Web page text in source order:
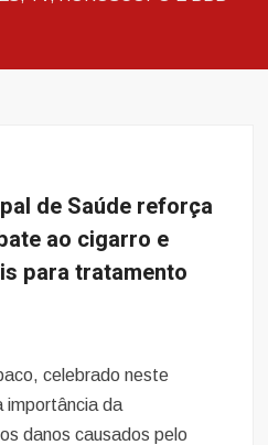
de Saúde reforça
ao cigarro e
para tratamento
celebrado neste
importância da
danos causados pelo